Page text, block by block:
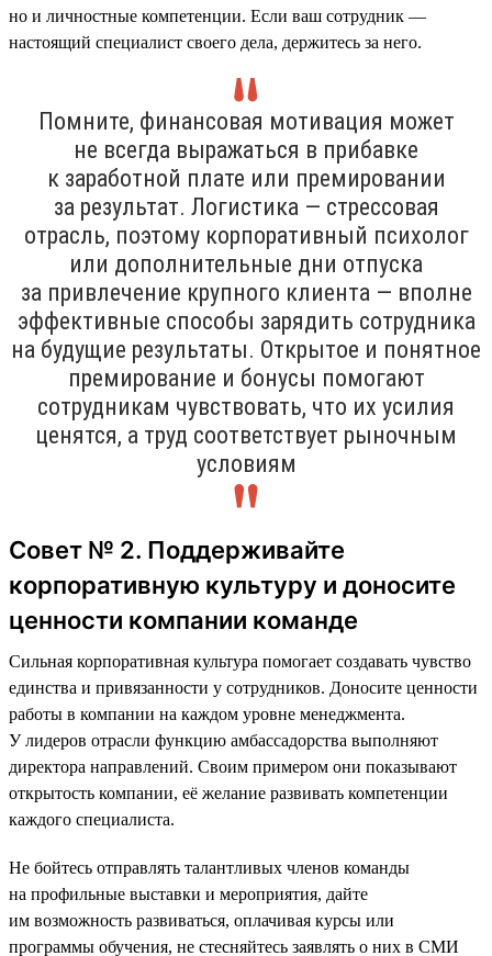
но и личностные компетенции. Если ваш сотрудник —
настоящий специалист своего дела, держитесь за него.
Помните, финансовая мотивация может
не всегда выражаться в прибавке
к заработной плате или премировании
за результат. Логистика — стрессовая
отрасль, поэтому корпоративный психолог
или дополнительные дни отпуска
за привлечение крупного клиента — вполне
эффективные способы зарядить сотрудника
на будущие результаты. Открытое и понятное
премирование и бонусы помогают
сотрудникам чувствовать, что их усилия
ценятся, а труд соответствует рыночным
условиям
Совет № 2. Поддерживайте
корпоративную культуру и доносите
ценности компании команде
Сильная корпоративная культура помогает создавать чувство
единства и привязанности у сотрудников. Доносите ценности
работы в компании на каждом уровне менеджмента.
У лидеров отрасли функцию амбассадорства выполняют
директора направлений. Своим примером они показывают
открытость компании, её желание развивать компетенции
каждого специалиста.
Не бойтесь отправлять талантливых членов команды
на профильные выставки и мероприятия, дайте
им возможность развиваться, оплачивая курсы или
программы обучения, не стесняйтесь заявлять о них в СМИ